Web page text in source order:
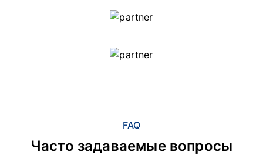
FAQ
Часто задаваемые вопросы